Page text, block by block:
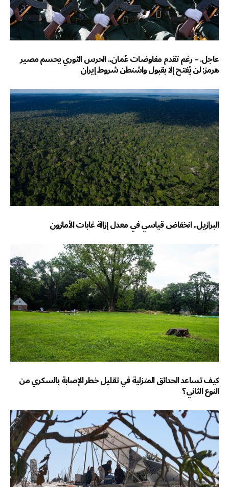
عاجل. – رغم تقدم مفاوضات عُمان.. الحرس الثوري يحسم مصير
هرمز: لن يُفتح إلا بقبول واشنطن شروط إيران
البرازيل.. انخفاض قياسي في معدل إزالة غابات الأمازون
كيف تساعد الحدائق المنزلية في تقليل خطر الإصابة بالسكري من
النوع الثاني؟